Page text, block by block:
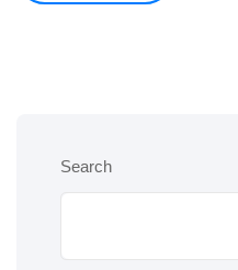
Search